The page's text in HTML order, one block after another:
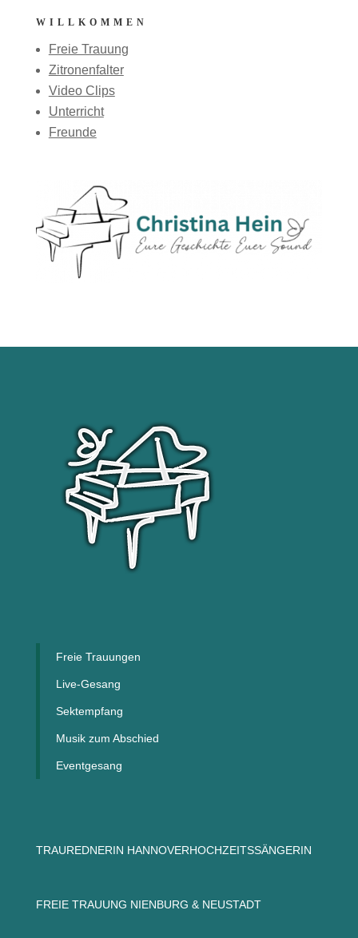
WILLKOMMEN
Freie Trauung
Zitronenfalter
Video Clips
Unterricht
Freunde
Freie Trauungen
Live-Gesang
Sektempfang
Musik zum Abschied
Eventgesang
TRAUREDNERIN HANNOVERHOCHZEITSSÄNGERIN
FREIE TRAUUNG NIENBURG & NEUSTADT